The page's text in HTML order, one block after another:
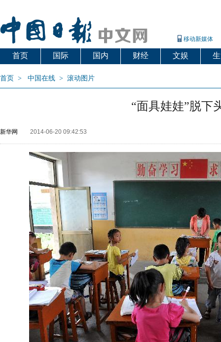
移动新媒体
首页 国际 国内 财经 文娱
首页 > 中国在线 > 滚动图片
“面具娃娃”脱下
新华网 2014-06-20 09:42:53